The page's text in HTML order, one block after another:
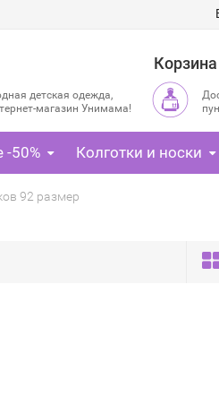
Корзина
детская одежда,
магазин Унимама!
-50% Колготки и носки
92 размер